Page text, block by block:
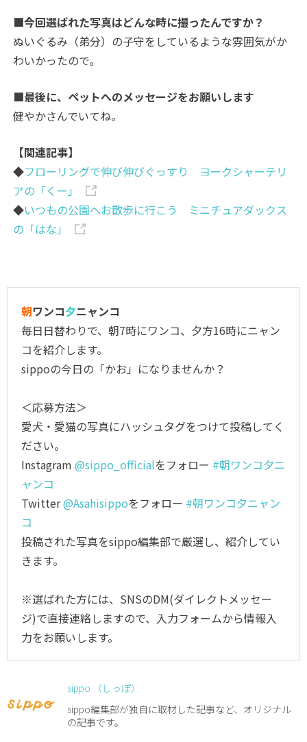
■今回選ばれた写真はどんな時に撮ったんですか？
ぬいぐるみ（弟分）の子守をしているような雰囲気がか
わいかったので。
■最後に、ペットへのメッセージをお願いします
健やかさんでいてね。
【関連記事】
◆フローリングで伸び伸びぐっすり ヨークシャーテリ
アの「くー」
◆いつもの公園へお散歩に行こう ミニチュアダックス
の「はな」
朝ワンコ夕ニャンコ
毎日日替わりで、朝7時にワンコ、夕方16時にニャン
コを紹介します。
sippoの今日の「かお」になりませんか？
＜応募方法＞
愛犬・愛猫の写真にハッシュタグをつけて投稿してく
ださい。
Instagram @sippo_officialをフォロー #朝ワンコ夕ニ
ャンコ
Twitter@Asahisippoをフォロー #朝ワンコ夕ニャン
コ
投稿された写真をsippo編集部で厳選し、紹介してい
きます。
※選ばれた方には、SNSのDM(ダイレクトメッセー
ジ)で直接連絡しますので、入力フォームから情報入
力をお願いします。
sippo （しっぽ）
sippo編集部が独自に取材した記事など、オリジナル
の記事です。